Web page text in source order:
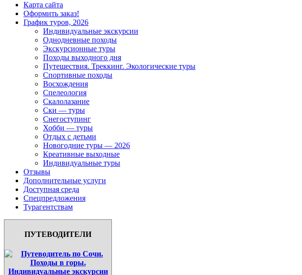
Карта сайта
Оформить заказ!
График туров, 2026
Индивидуальные экскурсии
Однодневные походы
Экскурсионные туры
Походы выходного дня
Путешествия. Треккинг. Экологические туры
Спортивные походы
Восхождения
Спелеология
Скалолазание
Ски — туры
Снегоступинг
Хобби — туры
Отдых с детьми
Новогодние туры — 2026
Креативные выходные
Индивидуальные туры
Отзывы
Дополнительные услуги
Доступная среда
Спецпредложения
Турагентствам
ПУТЕВОДИТЕЛИ